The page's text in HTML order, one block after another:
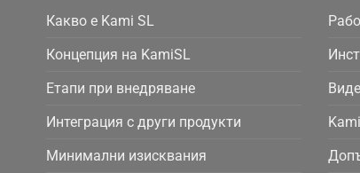
Какво е Kami SL
Концепция на KamiSL
Етапи при внедряване
Интеграция с други продукти
Минимални изисквания